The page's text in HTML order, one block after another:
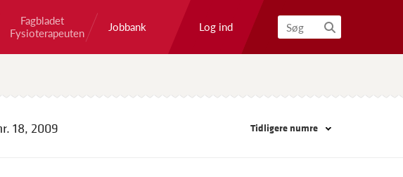
Log ind
Fagbladet
Fysioterapeuten
Jobbank
18, 2009 Tidligere numre